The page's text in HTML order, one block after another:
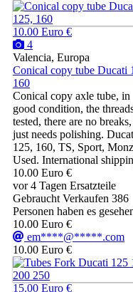
10.00 Euro €
4
Valencia, Europa
Conical copy tube Ducati
160
Conical copy axle tube, in
good condition, the
tested, there are no
just needs polishing.
125, 160, TS, Sport,
Used. International
10.00 Euro €
vor 4 Tagen Ersatzteile
Gebraucht Verkaufen 386
Personen haben es
10.00 Euro €
em****@*****.com
10.00 Euro €
15.00 Euro €